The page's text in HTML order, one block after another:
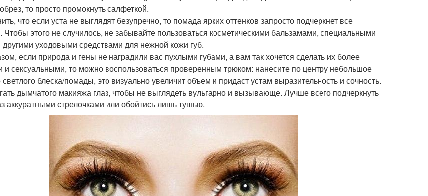
то просто промокнуть салфеткой.
что если уста не выглядят безупречно, то помада ярких оттенков запросто подчеркнет все
Чтобы этого не случилось, не забывайте пользоваться косметическими бальзамами, специальными
другими уходовыми средствами для нежной кожи губ.
если природа и гены не наградили вас пухлыми губами, а вам так хочется сделать их более
сексуальными, то можно воспользоваться проверенным трюком: нанесите по центру небольшое
светлого блеска/помады, это визуально увеличит объем и придаст устам выразительность и сочность.
дымчатого макияжа глаз, чтобы не выглядеть вульгарно и вызывающе. Лучше всего подчеркнуть
аккуратными стрелочками или обойтись лишь тушью.